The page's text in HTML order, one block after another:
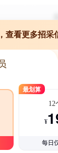
查看更多招采
最划算
12
¥
每日